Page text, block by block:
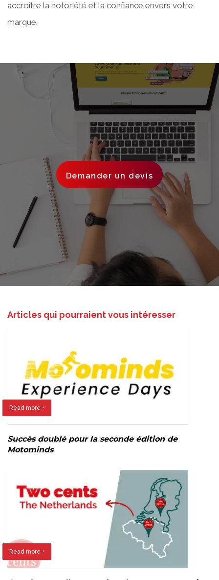
accroître la notoriété et la confiance envers votre
marque.
Demander un devis
Articles qui pourraient vous intéresser
Read more +
Succès doublé pour la seconde édition de
Motominds
Read more +